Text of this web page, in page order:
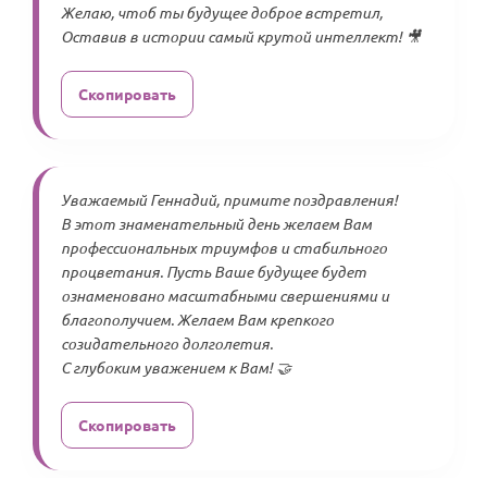
Желаю, чтоб ты будущее доброе встретил,
Оставив в истории самый крутой интеллект! 🎥
Скопировать
Уважаемый Геннадий, примите поздравления!
В этот знаменательный день желаем Вам
профессиональных триумфов и стабильного
процветания. Пусть Ваше будущее будет
ознаменовано масштабными свершениями и
благополучием. Желаем Вам крепкого
созидательного долголетия.
С глубоким уважением к Вам! 🤝
Скопировать